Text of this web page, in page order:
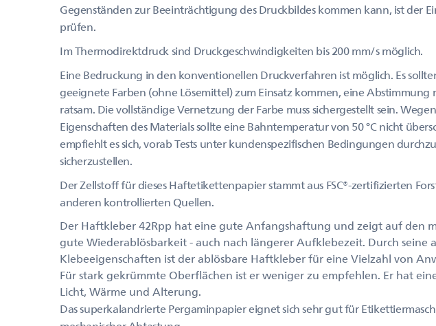
Gegenständen zur Beeinträchtigung des Druckbildes kommen kann, ist der
prüfen.
Im Thermodirektdruck sind Druckgeschwindigkeiten bis 200 mm/s möglich.
Eine Bedruckung in den konventionellen Druckverfahren ist möglich. Es
geeignete Farben (ohne Lösemittel) zum Einsatz kommen, eine Abstimmung
ratsam. Die vollständige Vernetzung der Farbe muss sichergestellt sein.
Eigenschaften des Materials sollte eine Bahntemperatur von 50 °C nicht
empfiehlt es sich, vorab Tests unter kundenspezifischen Bedingungen
sicherzustellen.
Der Zellstoff für dieses Haftetikettenpapier stammt aus FSC®-zertifizierten
anderen kontrollierten Quellen.
Der Haftkleber 42Rpp hat eine gute Anfangshaftung und zeigt auf den
gute Wiederablösbarkeit - auch nach längerer Aufklebezeit. Durch seine
Klebeeigenschaften ist der ablösbare Haftkleber für eine Vielzahl von
Für stark gekrümmte Oberflächen ist er weniger zu empfehlen. Er hat
Licht, Wärme und Alterung.
Das superkalandrierte Pergaminpapier eignet sich sehr gut für